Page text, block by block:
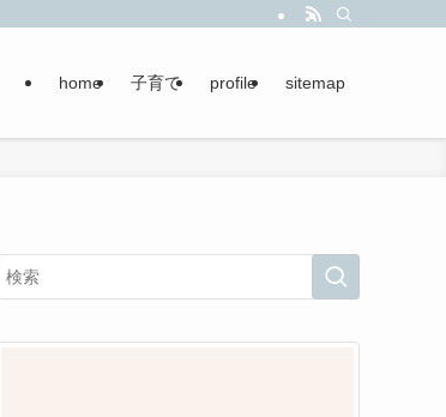
home 子育て profile sitemap